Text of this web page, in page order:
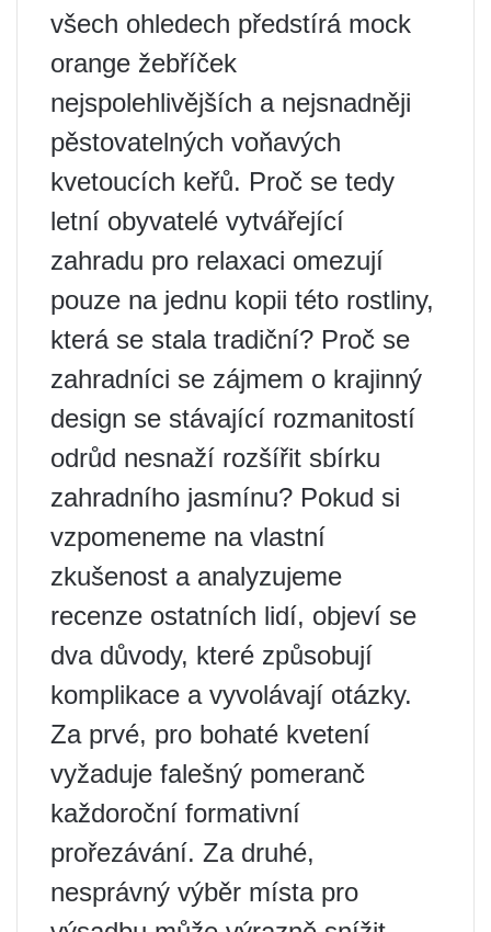
všech ohledech předstírá mock
orange žebříček
nejspolehlivějších a nejsnadněji
pěstovatelných voňavých
kvetoucích keřů. Proč se tedy
letní obyvatelé vytvářející
zahradu pro relaxaci omezují
pouze na jednu kopii této rostliny,
která se stala tradiční? Proč se
zahradníci se zájmem o krajinný
design se stávající rozmanitostí
odrůd nesnaží rozšířit sbírku
zahradního jasmínu? Pokud si
vzpomeneme na vlastní
zkušenost a analyzujeme
recenze ostatních lidí, objeví se
dva důvody, které způsobují
komplikace a vyvolávají otázky.
Za prvé, pro bohaté kvetení
vyžaduje falešný pomeranč
každoroční formativní
prořezávání. Za druhé,
nesprávný výběr místa pro